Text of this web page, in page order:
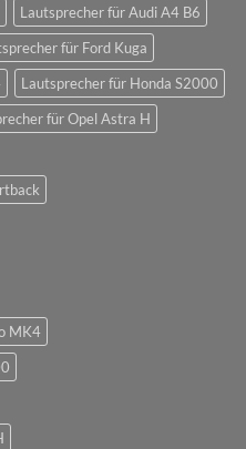
Lautsprecher für Audi A4 B6
für Ford Kuga
Lautsprecher für Honda S2000
für Opel Astra H
MK4